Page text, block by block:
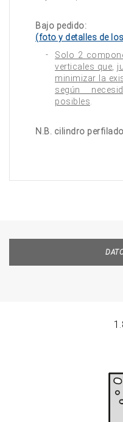
Bajo pedido:
(foto y detalles de
Solo 2
verticales que
minimizar la
según
posibles
N.B. cilindro